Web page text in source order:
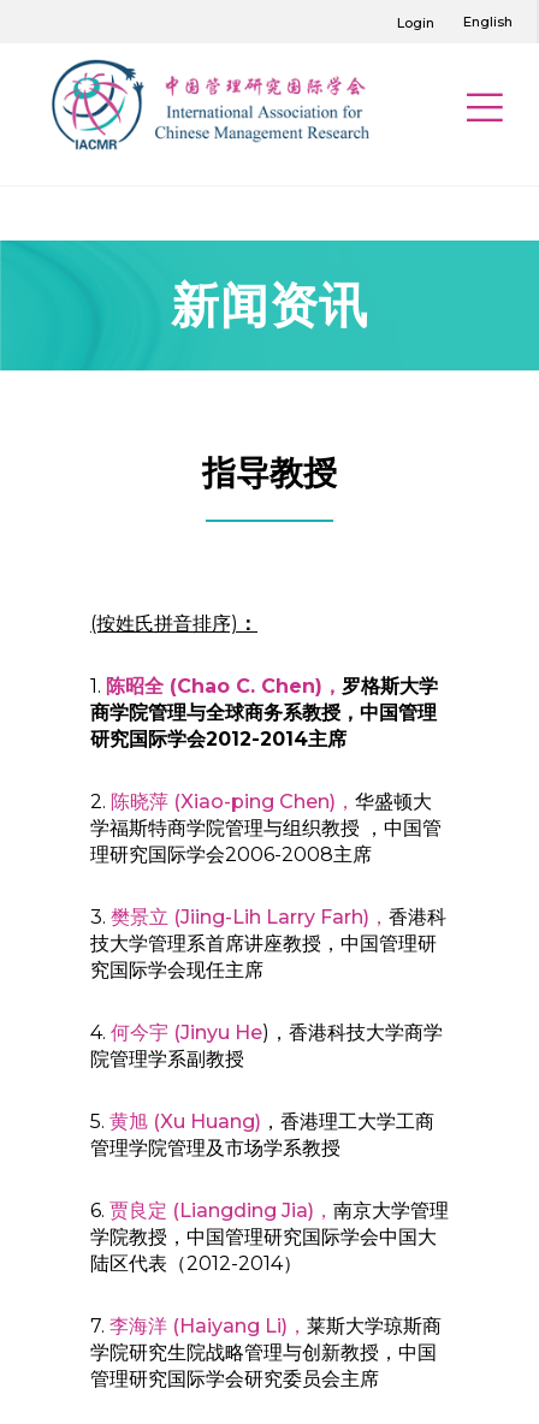
Login English
新闻资讯
指导教授
(按姓氏拼音排序) ：
1. 陈昭全 (Chao C. Chen)， 罗格斯大学
商学院管理与全球商务系教授，中国管理
研究国际学会2012-2014主席
2. 陈晓萍 (Xiao-ping Chen)， 华盛顿大
学福斯特商学院管理与组织教授 ，中国管
理研究国际学会2006-2008主席
3. 樊景立 (Jiing-Lih Larry Farh)， 香港科
技大学管理系首席讲座教授，中国管理研
究国际学会现任主席
4. 何今宇 (Jinyu He)，香港科技大学商学
院管理学系副教授
5. 黄旭 (Xu Huang) ，香港理工大学工商
管理学院管理及市场学系教授
6. 贾良定 (Liangding Jia)， 南京大学管理
学院教授，中国管理研究国际学会中国大
陆区代表（2012-2014）
7. 李海洋 (Haiyang Li)， 莱斯大学琼斯商
学院研究生院战略管理与创新教授，中国
管理研究国际学会研究委员会主席